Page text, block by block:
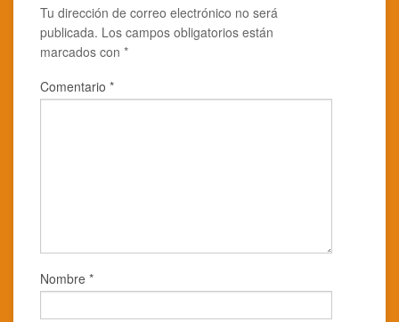
nueva) ventana
nueva)
Tu dirección de correo electrónico no será
publicada. Los campos obligatorios están
marcados con *
Comentario *
Nombre *